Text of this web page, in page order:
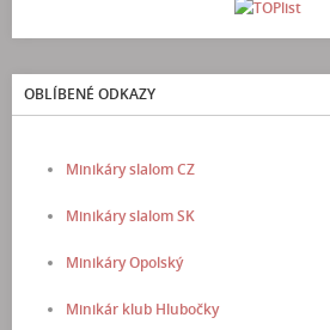
OBLÍBENÉ ODKAZY
Minikáry slalom CZ
Minikáry slalom SK
Minikáry Opolský
Minikár klub Hlubočky